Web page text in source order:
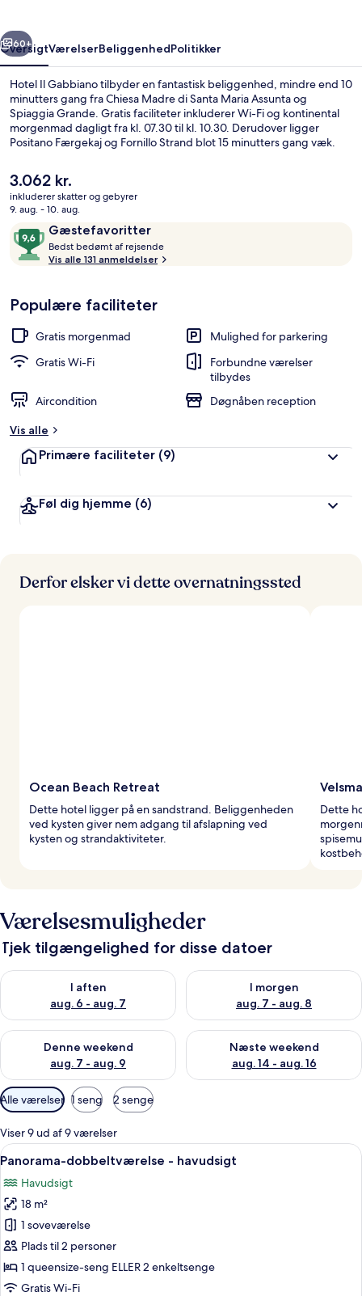
Næste
60+
OversigtVærelserBeliggenhedPolitikker
Hotel Il Gabbiano tilbyder en fantastisk beliggenhed, mindre end 10
minutters gang fra Chiesa Madre di Santa Maria Assunta og
Spiaggia Grande. Gratis faciliteter inkluderer Wi-Fi og kontinental
morgenmad dagligt fra kl. 07.30 til kl. 10.30. Derudover ligger
Positano Færgekaj og Fornillo Strand blot 15 minutters gang væk.
Den
nuværende
pris
3.062 kr.
3.062 kr.
inkluderer skatter og gebyrer
9. aug. - 10. aug.
AnmeldelserGæstefavoritter
9,6
ud
af
Gæstefavoritter
Bedst bedømt af rejsende
f
e
e
Vis alle 131 anmeldelser
Populære faciliteter
Gratis morgenmad
Mulighed for parkering
Gratis Wi-Fi
Forbundne værelser
tilbydes
Aircondition
Døgnåben reception
Vis alle
Primære faciliteter (9)
Føl dig hjemme (6)
Derfor elsker vi dette overnatningssted
Ocean Beach Retreat
Dette hotel ligger på en sandstrand. Beliggenheden
ved kysten giver nem adgang til afslapning ved
kysten og strandaktiviteter.
Dette
Værelsesmuligheder
Tjek tilgængelighed for disse datoer
I aften
aug. 6 - aug. 7
Tjek tilgængelighed for i aften aug. 6 - aug. 7
I morgen
aug. 7 - aug. 8
Tjek tilgængelighed for i
Denne weekend
aug. 7 - aug. 9
Tjek tilgængelighed for denne weekend aug. 7 - aug. 9
Næste weekend
aug. 14 - aug. 16
Tjek tilgængelighed for næste
Tilgængelige
filtre
for
værelser
Alle værelser 1 seng 2 senge
Viser 9 ud af 9 værelser
Indlæs
alle
billeder
af
Panorama-
dobbeltværelse
-
havudsigt
Et soveværelse med seng, et
5
Panorama-dobbeltværelse - havudsigt
Havudsigt
18 m²
1 soveværelse
Plads til 2 personer
1 queensize-seng ELLER 2 enkeltsenge
Gratis Wi-Fi